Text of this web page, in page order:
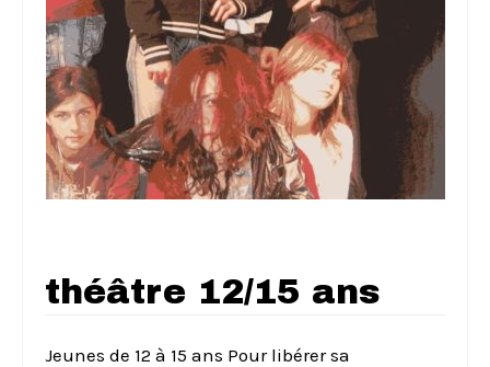
théâtre 12/15 ans
Jeunes de 12 à 15 ans Pour libérer sa